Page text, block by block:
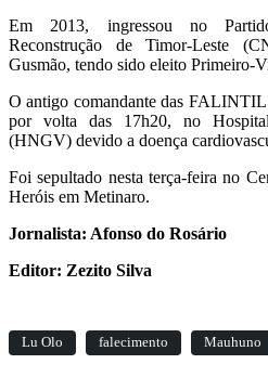
Em 2013, ingressou no
Reconstrução de Timor-Leste
Gusmão, tendo sido eleito Primeiro-
O antigo comandante das FALINTIL
por volta das 17h20, no
(HNGV) devido a doença
Foi sepultado nesta terça-feira no
Heróis em Metinaro.
Jornalista: Afonso do Rosário
Editor: Zezito Silva
Lu Olo falecimento Mauhuno